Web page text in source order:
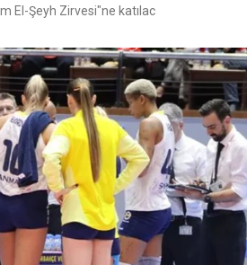
El-Şeyh Zirvesi"ne katılac